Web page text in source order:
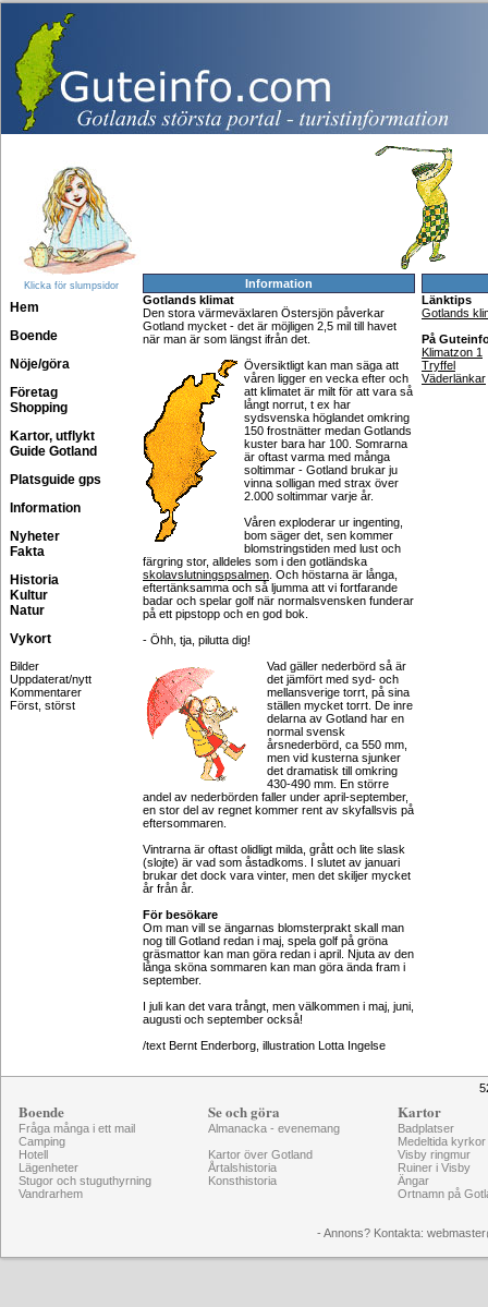
Klicka för slumpsidor
Hem
Boende
Nöje/göra
Företag
Shopping
Kartor, utflykt
Guide Gotland
Platsguide gps
Information
Nyheter
Fakta
Historia
Kultur
Natur
Vykort
Bilder
Uppdaterat/nytt
Kommentarer
Först, störst
Information
Gotlands klimat
Den stora värmeväxlaren Östersjön påverkar
Gotland mycket - det är möjligen 2,5 mil till havet
när man är som längst ifrån det.
Översiktligt kan man säga att
våren ligger en vecka efter och
att klimatet är milt för att vara så
långt norrut, t ex har
sydsvenska höglandet omkring
150 frostnätter medan Gotlands
kuster bara har 100. Somrarna
är oftast varma med många
soltimmar - Gotland brukar ju
vinna solligan med strax över
2.000 soltimmar varje år.
Våren exploderar ur ingenting,
bom säger det, sen kommer
blomstringstiden med lust och
färgring stor, alldeles som i den gotländska
skolavslutningspsalmen . Och höstarna är långa,
eftertänksamma och så ljumma att vi fortfarande
badar och spelar golf när normalsvensken funderar
på ett pipstopp och en god bok.
- Öhh, tja, pilutta dig!
Vad gäller nederbörd så är
det jämfört med syd- och
mellansverige torrt, på sina
ställen mycket torrt. De inre
delarna av Gotland har en
normal svensk
årsnederbörd, ca 550 mm,
men vid kusterna sjunker
det dramatisk till omkring
430-490 mm. En större
andel av nederbörden faller under april-september,
en stor del av regnet kommer rent av skyfallsvis på
eftersommaren.
Vintrarna är oftast olidligt milda, grått och lite slask
(slojte) är vad som åstadkoms. I slutet av januari
brukar det dock vara vinter, men det skiljer mycket
år från år.
För besökare
Om man vill se ängarnas blomsterprakt skall man
nog till Gotland redan i maj, spela golf på gröna
gräsmattor kan man göra redan i april. Njuta av den
långa sköna sommaren kan man göra ända fram i
september.
I juli kan det vara trångt, men välkommen i maj, juni,
augusti och september också!
/text Bernt Enderborg, illustration Lotta Ingelse
Länktips
Gotlands
På
Klimatzon 1
Tryffel
Väderlänkar
Boende
Fråga många i ett mail
Camping
Hotell
Lägenheter
Stugor och stuguthyrning
Vandrarhem
Se och göra
Almanacka - evenemang
Kartor över Gotland
Årtalshistoria
Konsthistoria
Kartor
Badplatser
Medeltida kyrkor
Visby ringmur
Ruiner i Visby
Ängar
Ortnamn på
- Annons? Kontakta: